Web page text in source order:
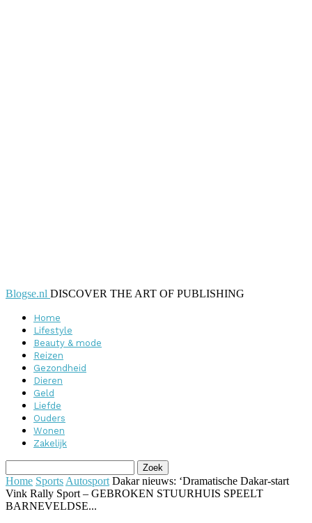
Blogse.nl DISCOVER THE ART OF PUBLISHING
Home
Lifestyle
Beauty & mode
Reizen
Gezondheid
Dieren
Geld
Liefde
Ouders
Wonen
Zakelijk
Home Sports Autosport Dakar nieuws: ‘Dramatische Dakar-start
Vink Rally Sport – GEBROKEN STUURHUIS SPEELT
BARNEVELDSE...